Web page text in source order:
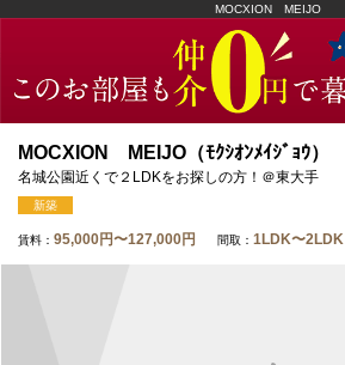
MOCXION MEIJO
MOCXION MEIJO（ﾓｸｼｵﾝﾒｲｼﾞｮｳ）
名城公園近くで２LDKをお探しの方！＠東大手
新築
賃料： 95,000円〜127,000円 間取： 1LDK〜2LDK